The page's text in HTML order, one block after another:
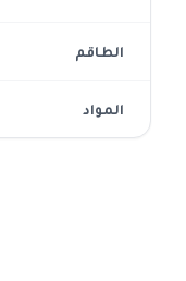
الطاقم
المواد